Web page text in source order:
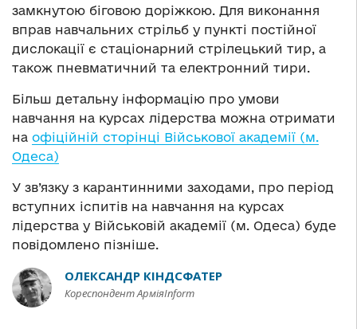
замкнутою біговою доріжкою. Для виконання
вправ навчальних стрільб у пункті постійної
дислокації є стаціонарний стрілецький тир, а
також пневматичний та електронний тири.
Більш детальну інформацію про умови
навчання на курсах лідерства можна отримати
на офіційній сторінці Військової академії (м.
Одеса)
У зв’язку з карантинними заходами, про період
вступних іспитів на навчання на курсах
лідерства у Військовій академії (м. Одеса) буде
повідомлено пізніше.
ОЛЕКСАНДР КІНДСФАТЕР
Кореспондент АрміяInform